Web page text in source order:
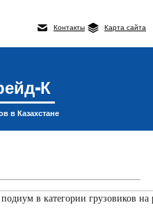
Контакты Карта сайта
К
в Казахстане